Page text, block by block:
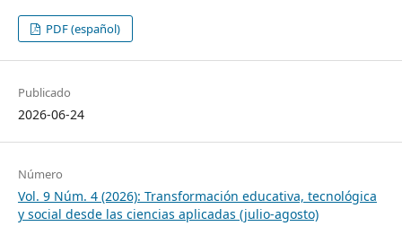
PDF (español)
Publicado
2026-06-24
Número
Vol. 9 Núm. 4 (2026): Transformación educativa, tecnológica
y social desde las ciencias aplicadas (julio-agosto)